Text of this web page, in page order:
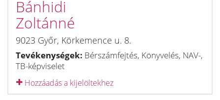
Bánhidi
Zoltánné
9023 Győr, Körkemence u. 8.
Tevékenységek: Bérszámfejtés, Könyvelés, NAV-,
TB-képviselet
Hozzáadás a kijelöltekhez